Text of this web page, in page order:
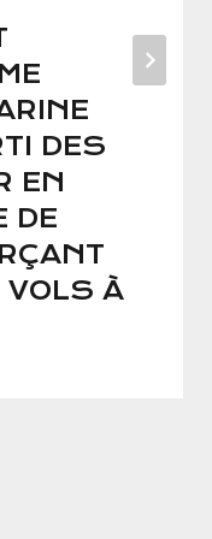
DES
EN
DE
VOLS À